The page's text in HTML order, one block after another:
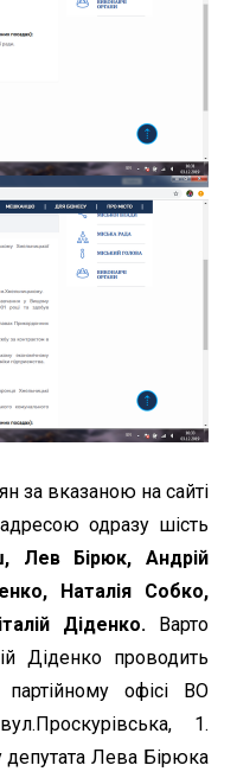
за вказаною на сайті
одразу шість
Лев Бірюк, Андрій
Наталія Собко,
Діденко.
Варто
Діденко проводить
офісі ВО
1.
депутата Лева Бірюка